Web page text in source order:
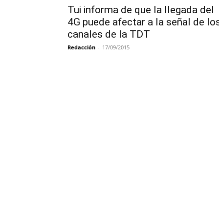
Tui informa de que la llegada del
4G puede afectar a la señal de
canales de la TDT
Redacción - 17/09/2015